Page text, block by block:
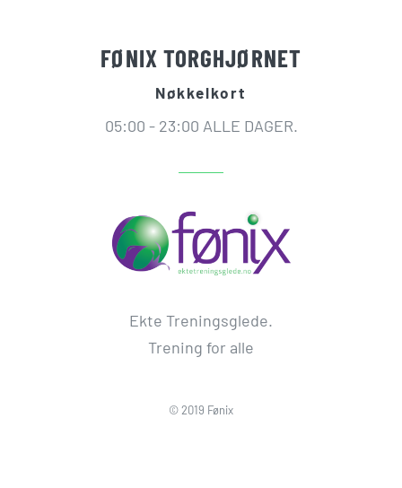
FØNIX TORGHJØRNET
Nøkkelkort
05:00 - 23:00 ALLE DAGER.
Ekte Treningsglede.
Trening for alle
© 2019 Fønix